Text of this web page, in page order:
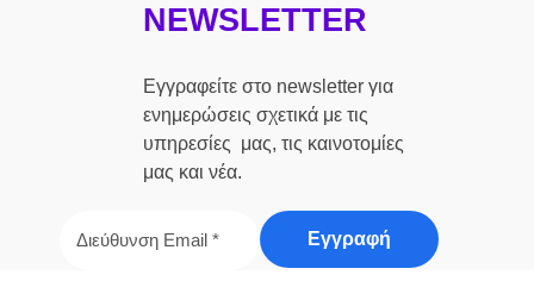
NEWSLETTER
Εγγραφείτε στο newsletter για
ενημερώσεις σχετικά με τις
υπηρεσίες μας, τις καινοτομίες
μας και νέα.